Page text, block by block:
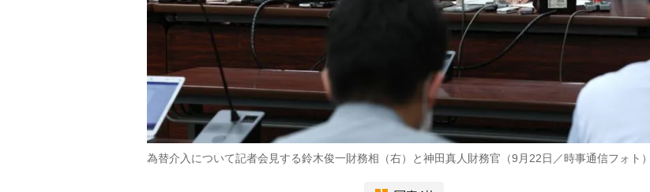
為替介入について記者会見する鈴木俊一財務相（右）と神田真人財務官（9月22日／時事通信フォト）